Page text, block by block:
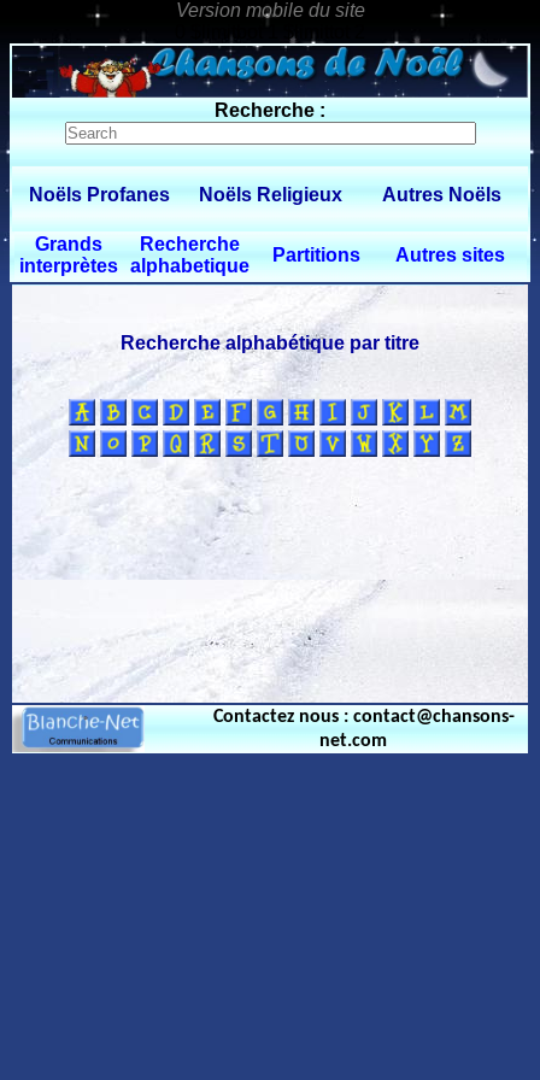
0 $limitbot 1 $limittot 2
Recherche :
Noëls Profanes Noëls Religieux Autres Noëls
Grands
interprètes
Recherche
alphabetique
Partitions Autres sites
Recherche alphabétique par titre
Contactez nous : contact@chansons-
net.com